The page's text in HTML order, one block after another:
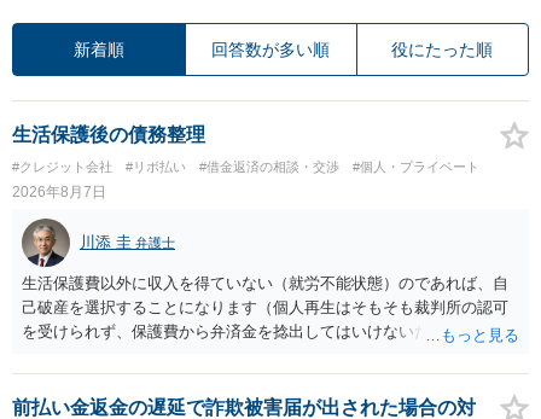
新着順 回答数が多い順 役にたった順
生活保護後の債務整理
#クレジット会社 #リボ払い #借金返済の相談・交渉 #個人・プライベート
2026年8月7日
川添 圭 弁護士
生活保護費以外に収入を得ていない（就労不能状態）のであれば、自
己破産を選択することになります（個人再生はそもそも裁判所の認可
を受けられず、保護費から弁済金を捻出してはいけないため任意整理
士費用は法テラスが負担し、裁判所の予納金等も法テラスが援助して
くれるため、弁護士へ自己破産を任せれば解決します。
前払い金返金の遅延で詐欺被害届が出された場合の対